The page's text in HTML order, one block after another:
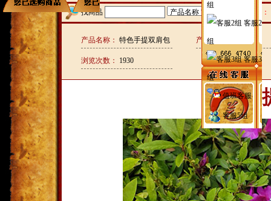
组
客服2
组
客服3
组
值班客服
客服5组
找商品 按价格范围查找：
产品名称： 特色手提双肩包 产品编号：
浏览次数： 1930
特色手